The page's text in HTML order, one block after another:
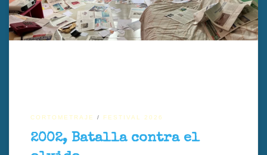
2002, Batalla contra el olvido (2024), dirigido por Abdoul Aziz Aziz
Basse, es un documental que aborda la memoria colectiva y la lucha
contra el olvido tras acontecimientos traumáticos ocurridos en 2002.
CORTOMETRAJE FESTIVAL 2026
2002, Batalla contra el